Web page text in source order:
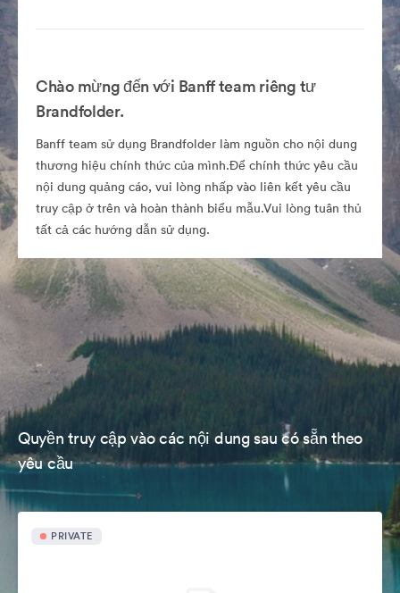
Chào mừng đến với Banff team riêng tư
Brandfolder.
Banff team sử dụng Brandfolder làm nguồn cho nội dung
thương hiệu chính thức của mình.Để chính thức yêu cầu
nội dung quảng cáo, vui lòng nhấp vào liên kết yêu cầu
truy cập ở trên và hoàn thành biểu mẫu.Vui lòng tuân thủ
tất cả các hướng dẫn sử dụng.
Quyền truy cập vào các nội dung sau có sẵn theo
yêu cầu
PRIVATE